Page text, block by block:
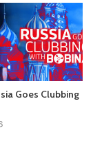
(Space
Dark Side Of
– Matt
Goes Clubbing